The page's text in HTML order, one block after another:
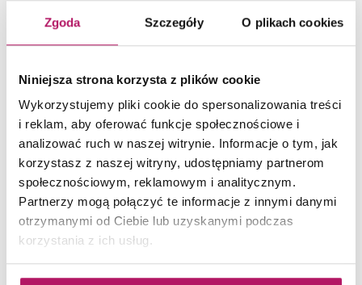
Zgoda Szczegóły O plikach cookies
Niniejsza strona korzysta z plików cookie
Wykorzystujemy pliki cookie do spersonalizowania treści
i reklam, aby oferować funkcje społecznościowe i
analizować ruch w naszej witrynie. Informacje o tym, jak
korzystasz z naszej witryny, udostępniamy partnerom
społecznościowym, reklamowym i analitycznym.
Partnerzy mogą połączyć te informacje z innymi danymi
otrzymanymi od Ciebie lub uzyskanymi podczas
korzystania z ich usług.
198,00 PLN
-3% od 204,10 PLN najniższa cena
ZOBACZ PRODUKT
Dostępność:na zamówienie